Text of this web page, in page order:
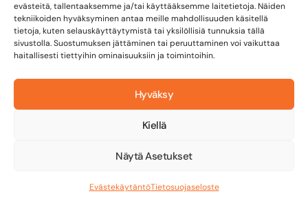
evästeitä, tallentaaksemme ja/tai käyttääksemme laitetietoja. Näiden
tekniikoiden hyväksyminen antaa meille mahdollisuuden käsitellä
tietoja, kuten selauskäyttäytymistä tai yksilöllisiä tunnuksia tällä
sivustolla. Suostumuksen jättäminen tai peruuttaminen voi vaikuttaa
haitallisesti tiettyihin ominaisuuksiin ja toimintoihin.
Hyväksy
Kiellä
Näytä Asetukset
EvästekäytäntöTietosuojaseloste
Toimitusehdot & maksuehdot